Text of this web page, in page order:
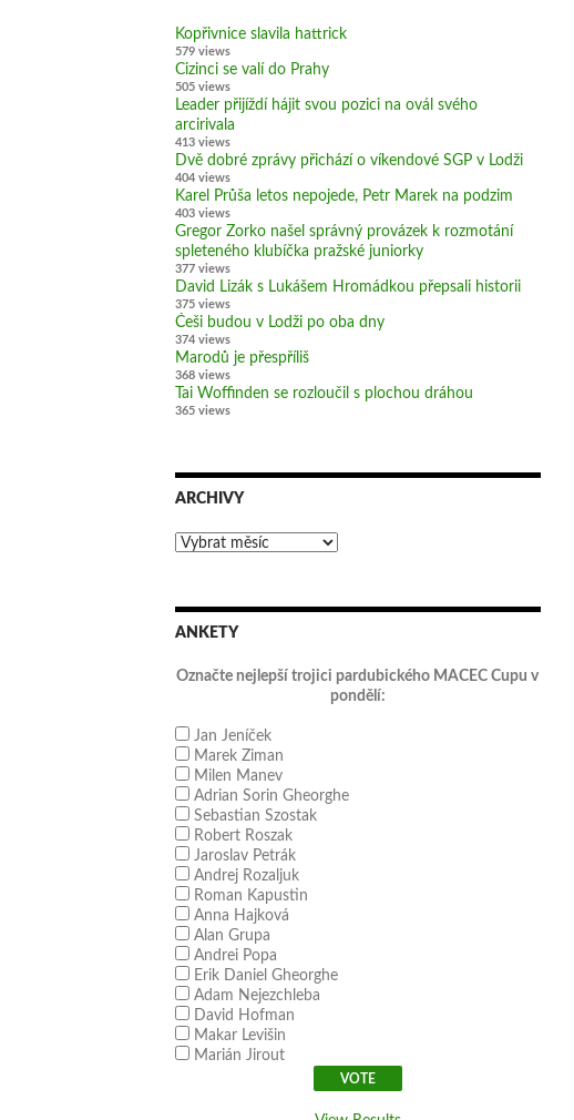
Kopřivnice slavila hattrick
579 views
Cizinci se valí do Prahy
505 views
Leader přijíždí hájit svou pozici na ovál svého
arcirivala
413 views
Dvě dobré zprávy přichází o víkendové SGP v Lodži
404 views
Karel Průša letos nepojede, Petr Marek na podzim
403 views
Gregor Zorko našel správný provázek k rozmotání
spleteného klubíčka pražské juniorky
377 views
David Lizák s Lukášem Hromádkou přepsali historii
375 views
Češi budou v Lodži po oba dny
374 views
Marodů je přespříliš
368 views
Tai Woffinden se rozloučil s plochou dráhou
365 views
ARCHIVY
Archivy
ANKETY
Označte nejlepší trojici pardubického MACEC Cupu v
pondělí:
Jan Jeníček
Marek Ziman
Milen Manev
Adrian Sorin Gheorghe
Sebastian Szostak
Robert Roszak
Jaroslav Petrák
Andrej Rozaljuk
Roman Kapustin
Anna Hajková
Alan Grupa
Andrei Popa
Erik Daniel Gheorghe
Adam Nejezchleba
David Hofman
Makar Levišin
Marián Jirout